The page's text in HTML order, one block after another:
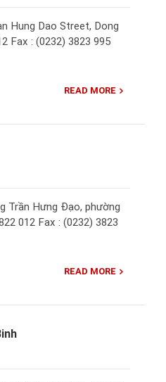
Hung Dao Street, Dong
Fax : (0232) 3823 995
READ MORE
Trần Hưng Đạo, phường
012 Fax : (0232) 3823
READ MORE